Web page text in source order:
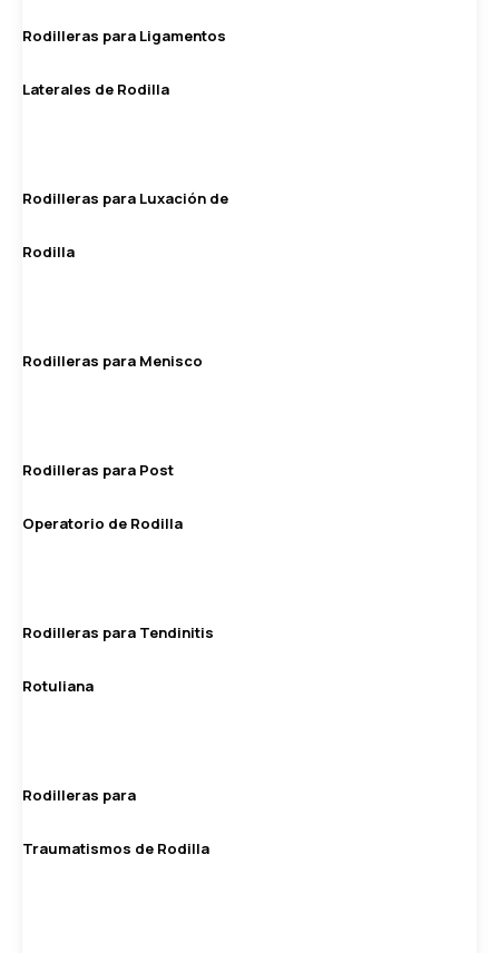
Rodilleras para Ligamentos
Laterales de Rodilla
Rodilleras para Luxación de
Rodilla
Rodilleras para Menisco
Rodilleras para Post
Operatorio de Rodilla
Rodilleras para Tendinitis
Rotuliana
Rodilleras para
Traumatismos de Rodilla